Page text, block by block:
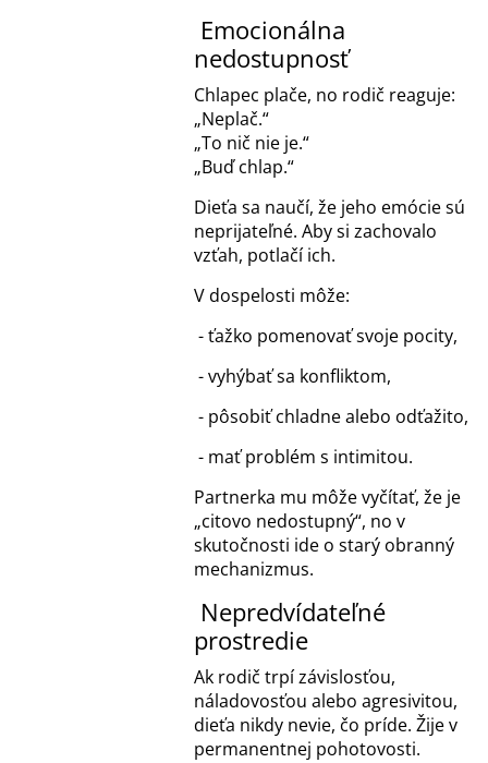
Emocionálna
nedostupnosť
Chlapec plače, no rodič reaguje:
„Neplač.“
„To nič nie je.“
„Buď chlap.“
Dieťa sa naučí, že jeho emócie sú
neprijateľné. Aby si zachovalo
vzťah, potlačí ich.
V dospelosti môže:
- ťažko pomenovať svoje pocity,
- vyhýbať sa konfliktom,
- pôsobiť chladne alebo odťažito,
- mať problém s intimitou.
Partnerka mu môže vyčítať, že je
„citovo nedostupný“, no v
skutočnosti ide o starý obranný
mechanizmus.
Nepredvídateľné
prostredie
Ak rodič trpí závislosťou,
náladovosťou alebo agresivitou,
dieťa nikdy nevie, čo príde. Žije v
permanentnej pohotovosti.